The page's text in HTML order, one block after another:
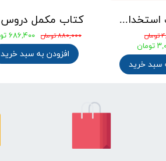
۸۸۰,۰۰۰ تومان ۶۸۶,۴۰۰ تومان
افزودن به سبد خرید
بسته کتب استخدامی دبیری علوم تجربی - شیمی آزمون آموزش و پرورش 1405
سبد خرید